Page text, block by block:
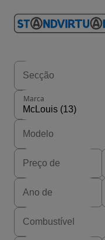
Marca